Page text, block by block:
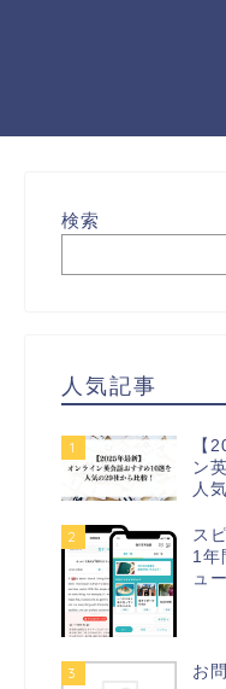
検索
人気記事
1
【
ン
人
2
ス
1年
ュ
3 お